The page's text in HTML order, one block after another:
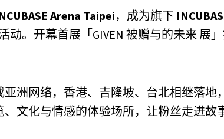
Arena Taipei，成为旗下
。开幕首展「GIVEN 被赠与的未来 展
洲网络，香港、吉隆坡、台北相继落地
、文化与情感的体验场所，让粉丝走进